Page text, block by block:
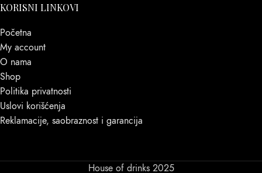
KORISNI LINKOVI
Početna
My account
O nama
Shop
Politika privatnosti
Uslovi korišćenja
Reklamacije, saobraznost i garancija
House of drinks 2025